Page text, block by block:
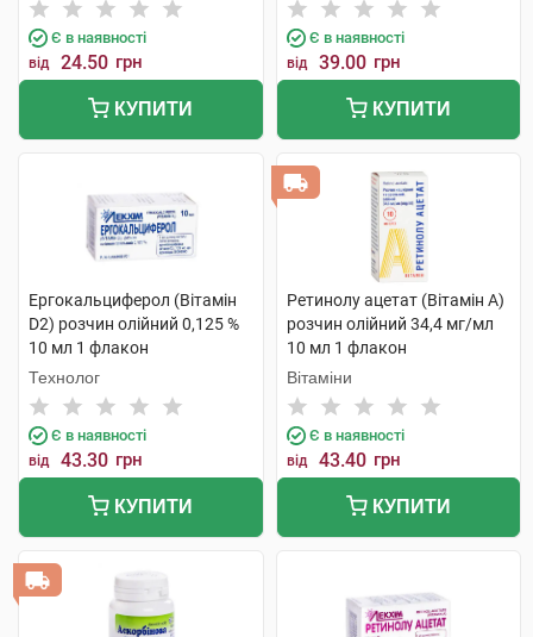
Є в наявності
від 24.50 грн
КУПИТИ
Є в наявності
від 39.00 грн
КУПИТИ
Ергокальциферол (Вітамін
D2) розчин олійний 0,125 %
10 мл 1 флакон
Технолог
Є в наявності
від 43.30 грн
КУПИТИ
Ретинолу ацетат (Вітамін A)
розчин олійний 34,4 мг/мл
10 мл 1 флакон
Вітаміни
Є в наявності
від 43.40 грн
КУПИТИ